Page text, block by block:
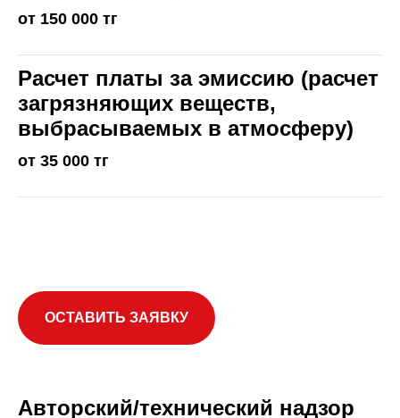
от 150 000 тг
Расчет платы за эмиссию (расчет
загрязняющих веществ,
выбрасываемых в атмосферу)
от 35 000 тг
ОСТАВИТЬ ЗАЯВКУ
Авторский/технический надзор